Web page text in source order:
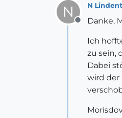
N
Offline
N
Danke,
Ich
zu sein,
Dabei
wird der